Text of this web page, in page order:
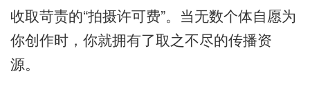
收取苛责的“拍摄许可费”。当无数个体自愿为
你创作时，你就拥有了取之不尽的传播资
源。